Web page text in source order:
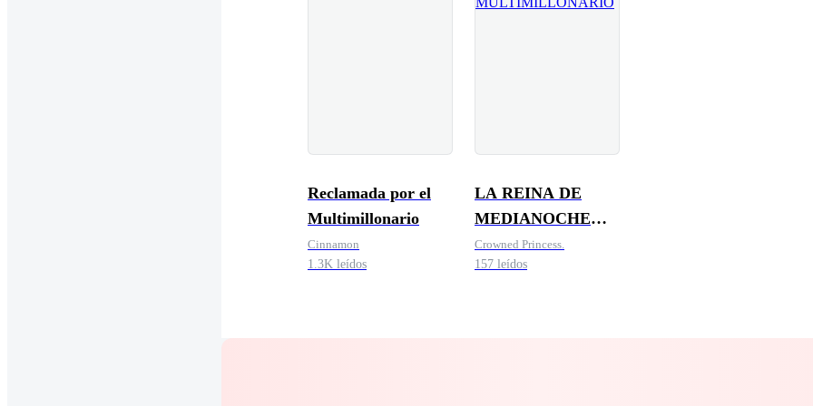
Reclamada por el
Multimillonario
Cinnamon
1.3K leídos
LA REINA DE
MEDIANOCHE
DEL
MULTIMILLONARIO
Crowned Princess.
157 leídos